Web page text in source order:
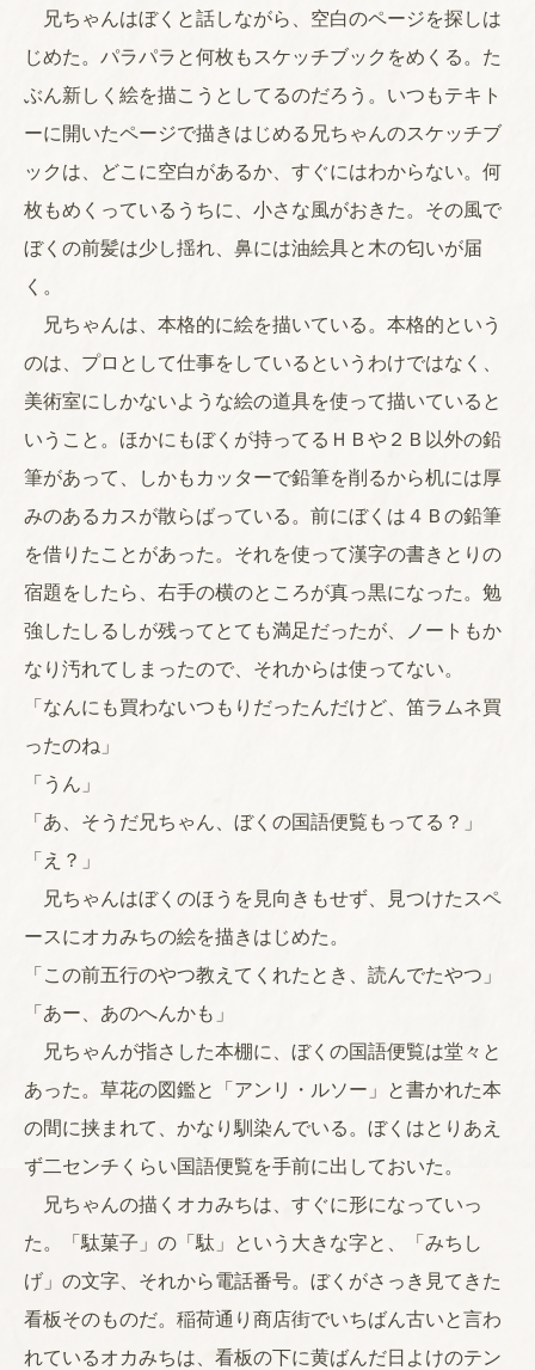
兄ちゃんはぼくと話しながら、空白のページを探しは
じめた。パラパラと何枚もスケッチブックをめくる。た
ぶん新しく絵を描こうとしてるのだろう。いつもテキト
ーに開いたページで描きはじめる兄ちゃんのスケッチブ
ックは、どこに空白があるか、すぐにはわからない。何
枚もめくっているうちに、小さな風がおきた。その風で
ぼくの前髪は少し揺れ、鼻には油絵具と木の匂いが届
く。
兄ちゃんは、本格的に絵を描いている。本格的という
のは、プロとして仕事をしているというわけではなく、
美術室にしかないような絵の道具を使って描いていると
いうこと。ほかにもぼくが持ってるＨＢや２Ｂ以外の鉛
筆があって、しかもカッターで鉛筆を削るから机には厚
みのあるカスが散らばっている。前にぼくは４Ｂの鉛筆
を借りたことがあった。それを使って漢字の書きとりの
宿題をしたら、右手の横のところが真っ黒になった。勉
強したしるしが残ってとても満足だったが、ノートもか
なり汚れてしまったので、それからは使ってない。
「なんにも買わないつもりだったんだけど、笛ラムネ買
ったのね」
「うん」
「あ、そうだ兄ちゃん、ぼくの国語便覧もってる？」
「え？」
兄ちゃんはぼくのほうを見向きもせず、見つけたスペ
ースにオカみちの絵を描きはじめた。
「この前五行のやつ教えてくれたとき、読んでたやつ」
「あー、あのへんかも」
兄ちゃんが指さした本棚に、ぼくの国語便覧は堂々と
あった。草花の図鑑と「アンリ・ルソー」と書かれた本
の間に挟まれて、かなり馴染んでいる。ぼくはとりあえ
ず二センチくらい国語便覧を手前に出しておいた。
兄ちゃんの描くオカみちは、すぐに形になっていっ
た。「駄菓子」の「駄」という大きな字と、「みちし
げ」の文字、それから電話番号。ぼくがさっき見てきた
看板そのものだ。稲荷通り商店街でいちばん古いと言わ
れているオカみちは、看板の下に黄ばんだ日よけのテン